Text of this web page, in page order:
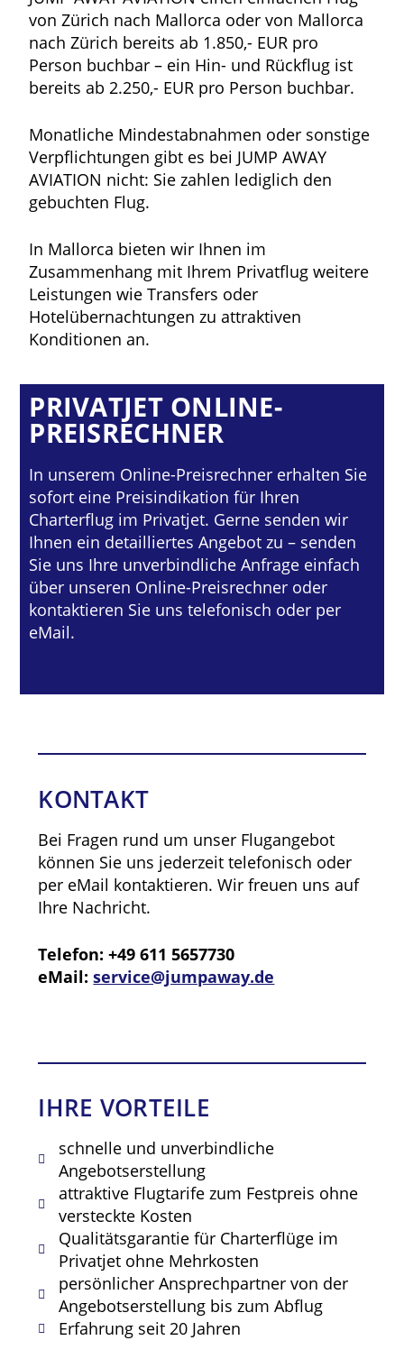
von Zürich nach Mallorca oder von Mallorca
nach Zürich bereits ab 1.850,- EUR pro
Person buchbar – ein Hin- und Rückflug ist
bereits ab 2.250,- EUR pro Person buchbar.
Monatliche Mindestabnahmen oder sonstige
Verpflichtungen gibt es bei JUMP AWAY
AVIATION nicht: Sie zahlen lediglich den
gebuchten Flug.
In Mallorca bieten wir Ihnen im
Zusammenhang mit Ihrem Privatflug weitere
Leistungen wie Transfers oder
Hotelübernachtungen zu attraktiven
Konditionen an.
PRIVATJET ONLINE-
PREISRECHNER
In unserem Online-Preisrechner erhalten Sie
sofort eine Preisindikation für Ihren
Charterflug im Privatjet. Gerne senden wir
Ihnen ein detailliertes Angebot zu – senden
Sie uns Ihre unverbindliche Anfrage einfach
über unseren Online-Preisrechner oder
kontaktieren Sie uns telefonisch oder per
eMail.
KONTAKT
Bei Fragen rund um unser Flugangebot
können Sie uns jederzeit telefonisch oder
per eMail kontaktieren. Wir freuen uns auf
Ihre Nachricht.
Telefon: +49 611 5657730
eMail:service@jumpaway.de
IHRE VORTEILE
schnelle und unverbindliche
Angebotserstellung
attraktive Flugtarife zum Festpreis ohne
versteckte Kosten
Qualitätsgarantie für Charterflüge im
Privatjet ohne Mehrkosten
persönlicher Ansprechpartner von der
Angebotserstellung bis zum Abflug
Erfahrung seit 20 Jahren